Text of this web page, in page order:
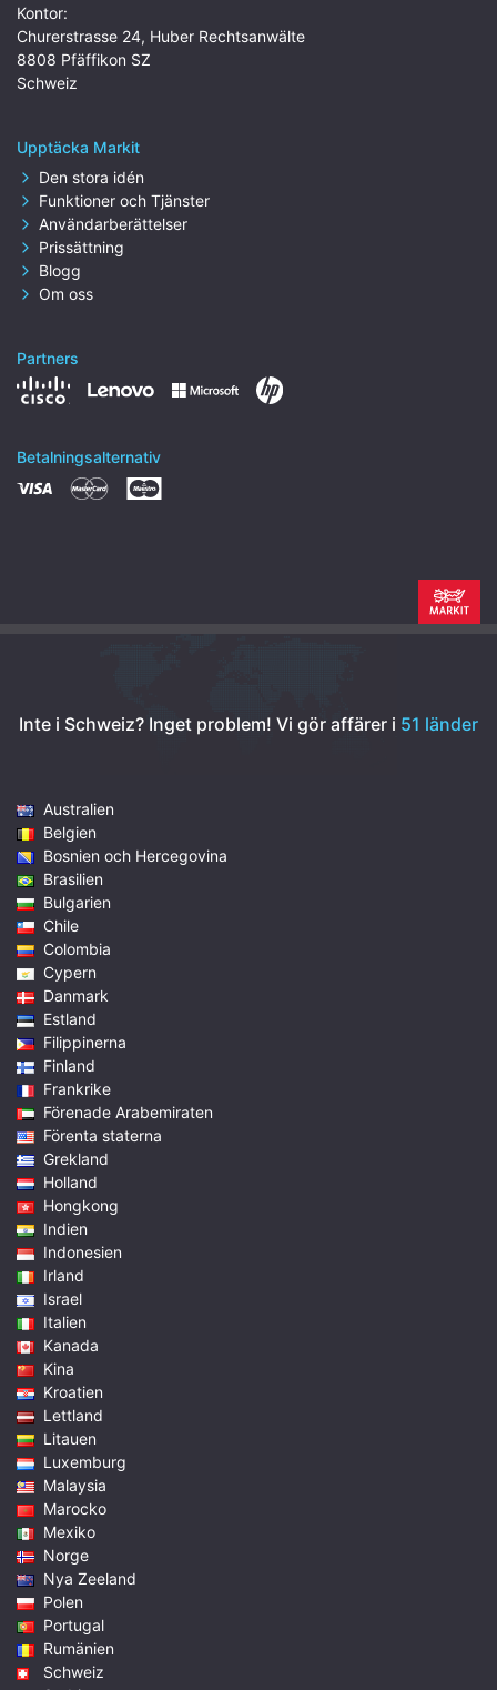
Kontor:
Churerstrasse 24, Huber Rechtsanwälte
8808 Pfäffikon SZ
Schweiz
Upptäcka Markit
Den stora idén
Funktioner och Tjänster
Användarberättelser
Prissättning
Blogg
Om oss
Partners
Betalningsalternativ
Inte i Schweiz? Inget problem! Vi gör affärer i 51 länder
Australien
Belgien
Bosnien och Hercegovina
Brasilien
Bulgarien
Chile
Colombia
Cypern
Danmark
Estland
Filippinerna
Finland
Frankrike
Förenade Arabemiraten
Förenta staterna
Grekland
Holland
Hongkong
Indien
Indonesien
Irland
Israel
Italien
Kanada
Kina
Kroatien
Lettland
Litauen
Luxemburg
Malaysia
Marocko
Mexiko
Norge
Nya Zeeland
Polen
Portugal
Rumänien
Schweiz